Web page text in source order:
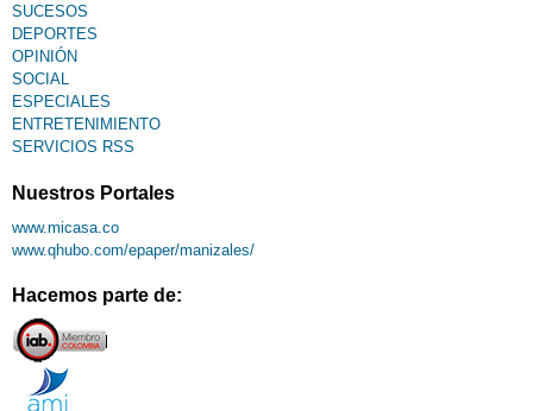
SUCESOS
DEPORTES
OPINIÓN
SOCIAL
ESPECIALES
ENTRETENIMIENTO
SERVICIOS RSS
Nuestros Portales
www.micasa.co
www.qhubo.com/epaper/manizales/
Hacemos parte de: